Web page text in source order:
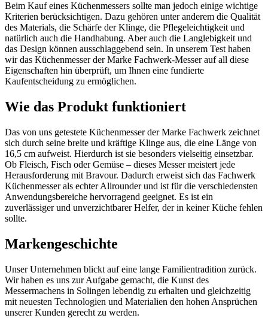
Beim Kauf eines Küchenmessers sollte man jedoch einige wichtige
Kriterien berücksichtigen. Dazu gehören unter anderem die Qualität
des Materials, die Schärfe der Klinge, die Pflegeleichtigkeit und
natürlich auch die Handhabung. Aber auch die Langlebigkeit und
das Design können ausschlaggebend sein. In unserem Test haben
wir das Küchenmesser der Marke Fachwerk-Messer auf all diese
Eigenschaften hin überprüft, um Ihnen eine fundierte
Kaufentscheidung zu ermöglichen.
Wie das Produkt funktioniert
Das von uns getestete Küchenmesser der Marke Fachwerk zeichnet
sich durch seine breite und kräftige Klinge aus, die eine Länge von
16,5 cm aufweist. Hierdurch ist sie besonders vielseitig einsetzbar.
Ob Fleisch, Fisch oder Gemüse – dieses Messer meistert jede
Herausforderung mit Bravour. Dadurch erweist sich das Fachwerk
Küchenmesser als echter Allrounder und ist für die verschiedensten
Anwendungsbereiche hervorragend geeignet. Es ist ein
zuverlässiger und unverzichtbarer Helfer, der in keiner Küche fehlen
sollte.
Markengeschichte
Unser Unternehmen blickt auf eine lange Familientradition zurück.
Wir haben es uns zur Aufgabe gemacht, die Kunst des
Messermachens in Solingen lebendig zu erhalten und gleichzeitig
mit neuesten Technologien und Materialien den hohen Ansprüchen
unserer Kunden gerecht zu werden.